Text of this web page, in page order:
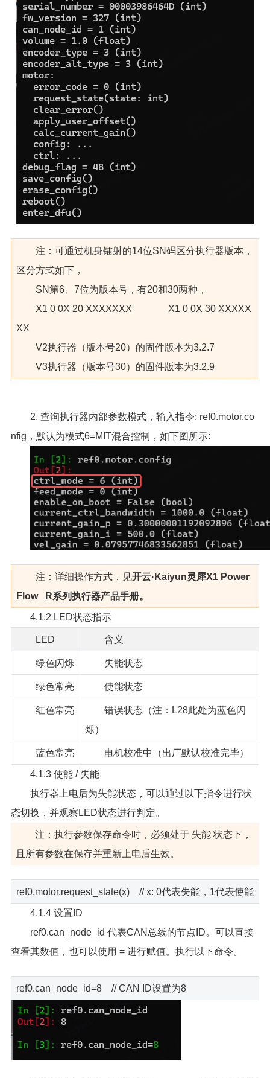
注：可通过机身镭射的14位SN码区分执行器版本，
区分方式如下，
SN第6、7位为版本号，有20和30两种，
X1 0 0X 20 XXXXXXX X1 0 0X 30 XXXXX
XX
V2执行器（版本号20）的固件版本为3.2.7
V3执行器（版本号30）的固件版本为3.2.9
2. 查询执行器内部参数模式，输入指令: ref0.motor.co
nfig，默认为模式6=MIT混合控制，如下图所示:
注：详细操作方式，见开云·Kaiyun灵犀X1 Power
Flow R系列执行器产品手册。
4.1.2 LED状态指示
LED 含义
绿色闪烁 失能状态
绿色常亮 使能状态
红色常亮
错误状态（注：L28此处为蓝色闪
烁）
蓝色常亮 电机校准中（出厂默认校准完毕）
4.1.3 使能 / 失能
执行器上电后为失能状态，可以通过以下指令进行状
态切换，并观察LED状态进行判定。
注：执行参数保存命令时，必须处于 失能 状态下，
且所有参数在保存并重新上电后生效。
ref0.motor.request_state(x) // x: 0代表失能，1代表使能
4.1.4 设置ID
ref0.can_node_id 代表CAN总线的节点ID。可以直接
查看其数值，也可以使用 = 进行赋值。执行以下命令。
ref0.can_node_id=8 // CAN ID设置为8